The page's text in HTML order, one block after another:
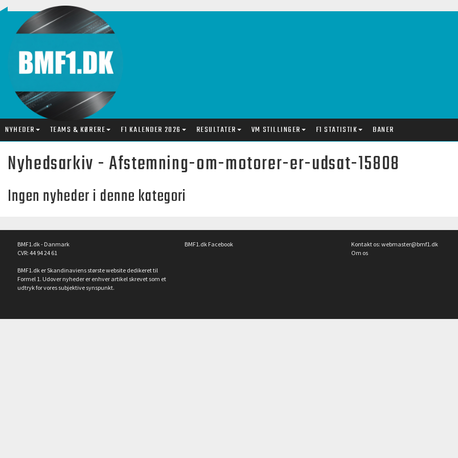
NYHEDER TEAMS & KØRERE F1 KALENDER 2026 RESULTATER VM STILLINGER F1 STATISTIK BANER
Nyhedsarkiv - Afstemning-om-motorer-er-udsat-15808
Ingen nyheder i denne kategori
BMF1.dk - Danmark
CVR: 44 94 24 61
BMF1.dk er Skandinaviens største website dedikeret til
Formel 1. Udover nyheder er enhver artikel skrevet som et
udtryk for vores subjektive synspunkt.
BMF1.dk Facebook Kontakt os: webmaster@bmf1.dk
Om os